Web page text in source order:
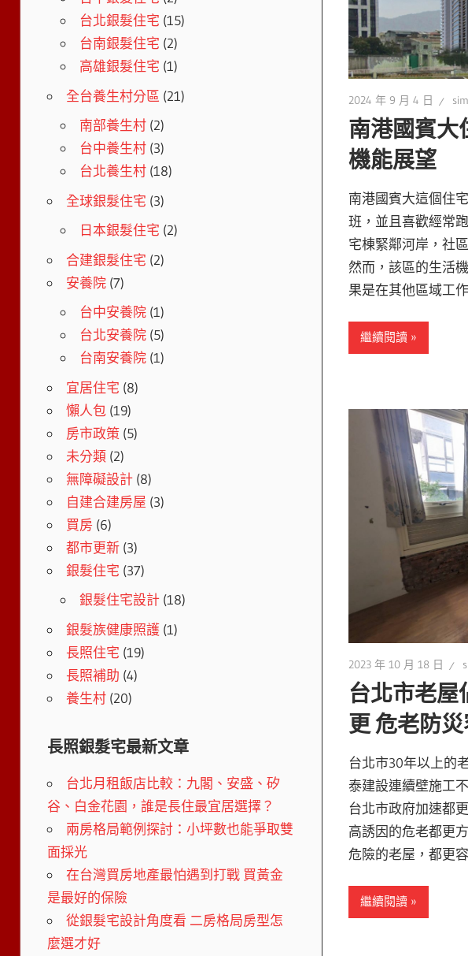
2024 年 9 月 4 日
南港國賓大
機能展望
南港國賓大這個住
班，並且喜歡經常
宅棟緊鄰河岸，社
然而，該區的生活
果是在其他區域工
繼續閱讀
2023 年 10 月 18 日
台北市老屋
更 危老防
台北市30年以上的
泰建設連續壁施工
台北市政府加速都
高誘因的危老都更
危險的老屋，都更
繼續閱讀
台北銀髮住宅 (15)
台南銀髮住宅 (2)
高雄銀髮住宅 (1)
全台養生村分區 (21)
南部養生村(2)
台中養生村(3)
台北養生村(18)
全球銀髮住宅 (3)
日本銀髮住宅 (2)
合建銀髮住宅 (2)
安養院(7)
台中安養院(1)
台北安養院(5)
台南安養院(1)
宜居住宅 (8)
懶人包(19)
房市政策(5)
未分類(2)
無障礙設計(8)
自建合建房屋 (3)
買房(6)
都市更新(3)
銀髮住宅 (37)
銀髮住宅設計(18)
銀髮族健康照護(1)
長照住宅 (19)
長照補助 (4)
養生村(20)
長照銀髮宅最新文章
台北月租飯店比較：九閣、安盛、矽
谷、白金花園，誰是長住最宜居選擇？
兩房格局範例探討：小坪數也能爭取雙
面採光
在台灣買房地產最怕遇到打戰 買黃金
是最好的保險
從銀髮宅設計角度看 二房格局房型怎
麼選才好